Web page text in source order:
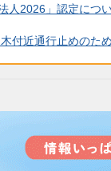
人2026」認定につ
付近通行止めのた